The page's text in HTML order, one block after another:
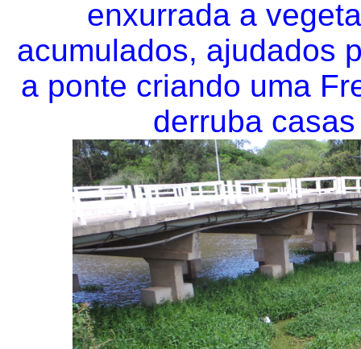
enxurrada a
acumulados, ajudados
a ponte criando uma
derruba